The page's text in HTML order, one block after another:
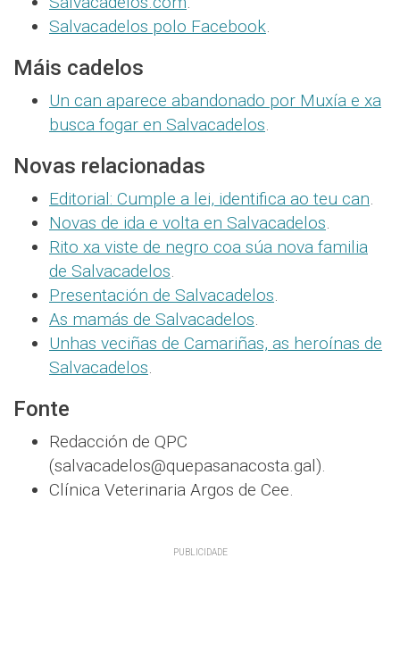
Salvacadelos polo Facebook.
Máis cadelos
Un can aparece abandonado por Muxía e xa
busca fogar en Salvacadelos.
Novas relacionadas
Editorial: Cumple a lei, identifica ao teu can.
Novas de ida e volta en Salvacadelos.
Rito xa viste de negro coa súa nova familia
de Salvacadelos.
Presentación de Salvacadelos.
As mamás de Salvacadelos.
Unhas veciñas de Camariñas, as heroínas de
Salvacadelos.
Fonte
Redacción de QPC
(salvacadelos@quepasanacosta.gal).
Clínica Veterinaria Argos de Cee.